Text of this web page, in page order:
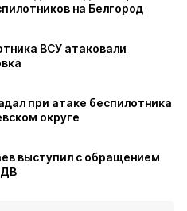
на Белгород
ВСУ атаковали
при атаке беспилотника
округе
выступил с обращением